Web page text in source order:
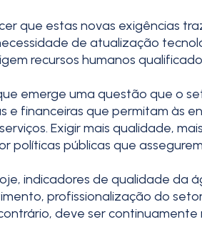
que estas novas exigências
de atualização
recursos humanos
emerge uma questão que o
e financeiras que permitam às
Exigir mais qualidade,
políticas públicas que
indicadores de qualidade da
profissionalização do
deve ser